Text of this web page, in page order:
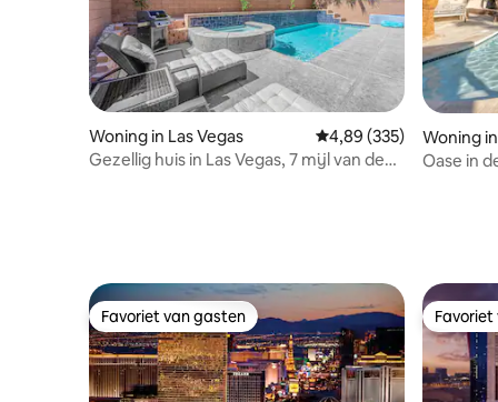
Woning in Las Vegas Gemiddelde
4,89 (335)
Gezellig huis in Las Vegas, 7 mijl van de
Woning
Oase in
Favoriet van gasten
Favoriet van gasten